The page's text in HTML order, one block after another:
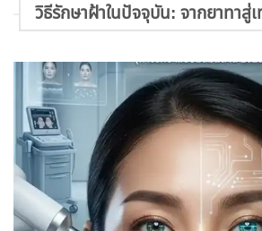
วิธีรักษาฝ้าในปัจจุบัน: จากยาทาสู่เ